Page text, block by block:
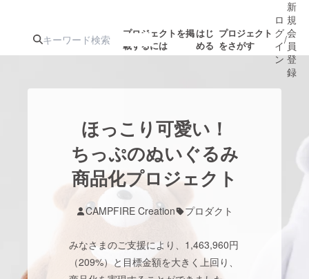
プロジェクトを掲
載するには
はじ
める
プロジェクト
をさがす
ターン
注目の新着プロ
ジェクト
募集終了が近いプ
ロジェクト
アート・写真
テクノロジー・ガジェット ゲーム・
映像・映画 書籍・雑誌
ロ
グ
イ
ン
/
新
規
会
員
登
録
ほっこり可愛い！
ちっぷのぬいぐるみ
商品化プロジェクト
CAMPFIRE Creation プロダクト
みなさまのご支援により、1,463,960円
（209%）と目標金額を大きく上回り、